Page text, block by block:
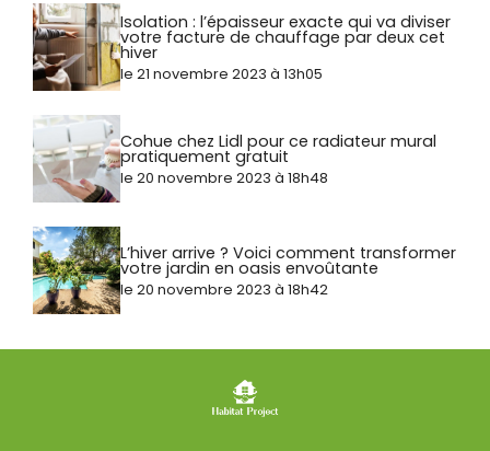
Isolation : l’épaisseur exacte qui va diviser
votre facture de chauffage par deux cet
hiver
le 21 novembre 2023 à 13h05
Cohue chez Lidl pour ce radiateur mural
pratiquement gratuit
le 20 novembre 2023 à 18h48
L’hiver arrive ? Voici comment transformer
votre jardin en oasis envoûtante
le 20 novembre 2023 à 18h42